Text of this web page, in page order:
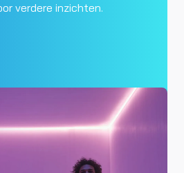
verdere inzichten.